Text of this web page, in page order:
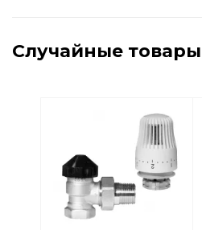
Случайные товары